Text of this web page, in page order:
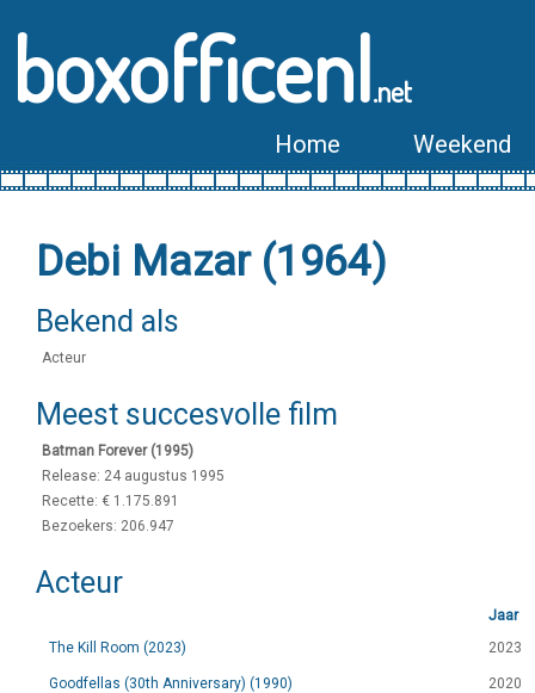
boxofficenl.net
Home Weekend
Debi Mazar (1964)
Bekend als
Acteur
Meest succesvolle film
Batman Forever (1995)
Release: 24 augustus 1995
Recette: € 1.175.891
Bezoekers: 206.947
Acteur
Jaar
The Kill Room (2023)
2023
Goodfellas (30th Anniversary) (1990) 2020